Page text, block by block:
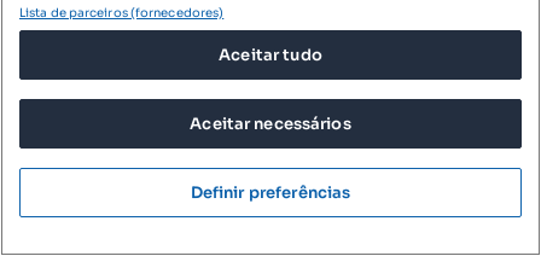
Lista de parceiros (fornecedores)
Aceitar tudo
Aceitar necessários
Definir preferências